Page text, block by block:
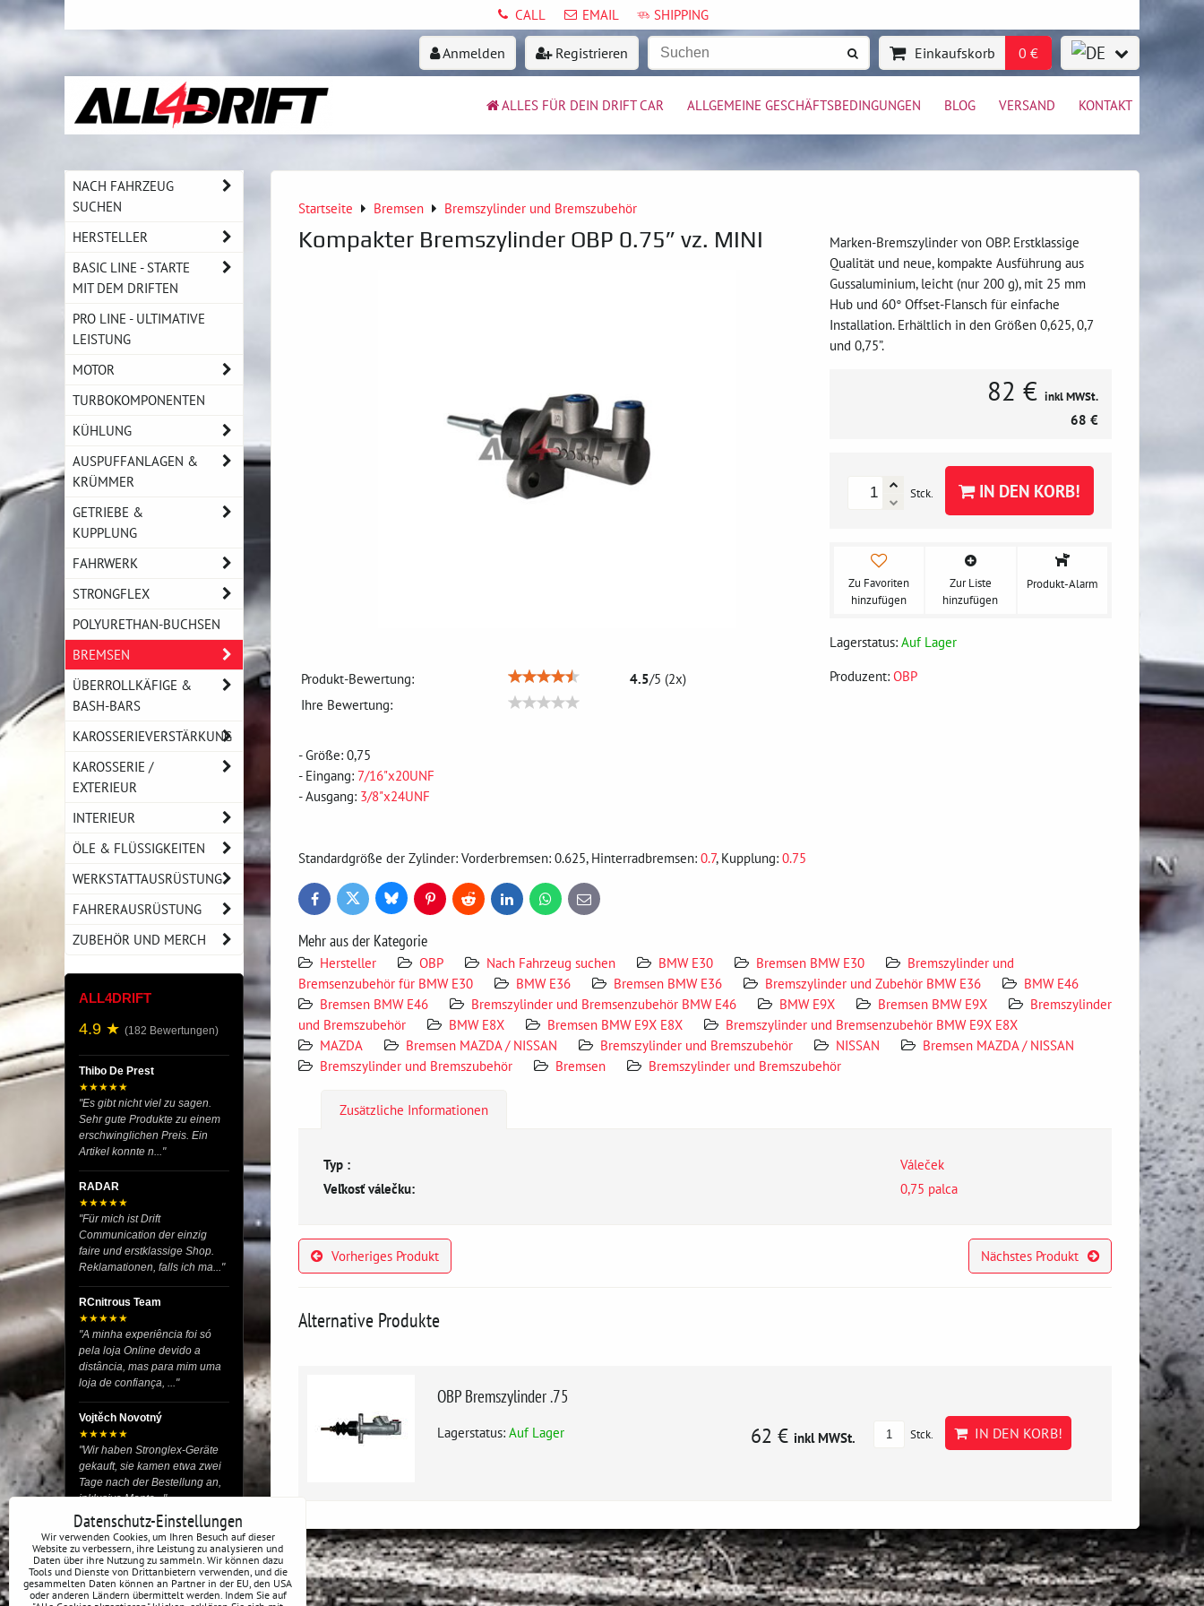
CALL EMAIL SHIPPING
Anmelden Registrieren Einkaufskorb 0 €
ALLES FÜR DEIN DRIFT CAR ALLGEMEINE GESCHÄFTSBEDINGUNGEN BLOG VERSAND KONTAKT
Startseite Bremsen Bremszylinder und Bremszubehör
Kompakter Bremszylinder OBP 0.75” vz. MINI
Produkt-Bewertung: 4.5/5 (2x)
Ihre Bewertung:
Marken-Bremszylinder von OBP. Erstklassige
Qualität und neue, kompakte Ausführung aus
Gussaluminium, leicht (nur 200 g), mit 25 mm
Hub und 60° Offset-Flansch für einfache
Installation. Erhältlich in den Größen 0,625, 0,7
und 0,75”.
82 € inkl MWSt.
68 €
Stck. IN DEN KORB!
Zu Favoriten
hinzufügen
Zur Liste
hinzufügen
Produkt-Alarm
Lagerstatus: Auf Lager
Produzent: OBP
- Größe: 0,75
- Eingang: 7/16"x20UNF
- Ausgang: 3/8"x24UNF
Standardgröße der Zylinder: Vorderbremsen: 0.625, Hinterradbremsen: 0.7, Kupplung: 0.75
FacebookTwitter BlueskyPinterestReddit LinkedInWhatsApp
E-
mail
Mehr aus der Kategorie
Hersteller OBP Nach Fahrzeug suchen BMW E30 Bremsen BMW E30
Bremszylinder und
Bremsenzubehör für BMW E30
BMW E36 Bremsen BMW E36 Bremszylinder und Zubehör BMW E36
BMW E46
Bremsen BMW E46
Bremszylinder und Bremsenzubehör BMW E46 BMW E9X Bremsen BMW E9X
Bremszylinder
und Bremszubehör
BMW E8X Bremsen BMW E9X E8X
Bremszylinder und Bremsenzubehör BMW E9X E8X
MAZDA
Bremsen MAZDA / NISSAN Bremszylinder und Bremszubehör NISSAN
Bremsen MAZDA / NISSAN
Bremszylinder und Bremszubehör
Bremsen Bremszylinder und Bremszubehör
Zusätzliche Informationen
Typ :
Váleček
Veľkosť válečku:
0,75 palca
Vorheriges Produkt Nächstes Produkt
Alternative Produkte
OBP Bremszylinder .75
Lagerstatus: Auf Lager 62 € inkl MWSt. Stck. IN DEN KORB!
NACH FAHRZEUG
SUCHEN
HERSTELLER
BASIC LINE - STARTE
MIT DEM DRIFTEN
PRO LINE - ULTIMATIVE
LEISTUNG
MOTOR
TURBOKOMPONENTEN
KÜHLUNG
AUSPUFFANLAGEN &
KRÜMMER
GETRIEBE &
KUPPLUNG
FAHRWERK
STRONGFLEX
POLYURETHAN-BUCHSEN
BREMSEN
ÜBERROLLKÄFIGE &
BASH-BARS
KAROSSERIEVERSTÄRKUNG
KAROSSERIE /
EXTERIEUR
INTERIEUR
ÖLE & FLÜSSIGKEITEN
WERKSTATTAUSRÜSTUNG
FAHRERAUSRÜSTUNG
ZUBEHÖR UND MERCH
ALL4DRIFT
4.9 ★ (182 Bewertungen)
Thibo De Prest
★★★★★
"Es gibt nicht viel zu sagen.
Sehr gute Produkte zu einem
erschwinglichen Preis. Ein
Artikel konnte n..."
RADAR
★★★★★
"Für mich ist Drift
Communication der einzig
faire und erstklassige Shop.
Reklamationen, falls ich ma..."
RCnitrous Team
★★★★★
"A minha experiência foi só
pela loja Online devido a
distância, mas para mim uma
loja de confiança, ..."
Vojtěch Novotný
★★★★★
"Wir haben Stronglex-Geräte
gekauft, sie kamen etwa zwei
Tage nach der Bestellung an,
inklusive Monta..."
josef helmich
★★★★★
"Hier gibt es viele Dinge, die
du für dein Drift-Auto
verwenden kannst, egal ob
Datenschutz-Einstellungen
Wir verwenden Cookies, um Ihren Besuch auf dieser
Website zu verbessern, ihre Leistung zu analysieren und
Daten über ihre Nutzung zu sammeln. Wir können dazu
Tools und Dienste von Drittanbietern verwenden, und die
gesammelten Daten können an Partner in der EU, den USA
oder anderen Ländern übermittelt werden. Indem Sie auf